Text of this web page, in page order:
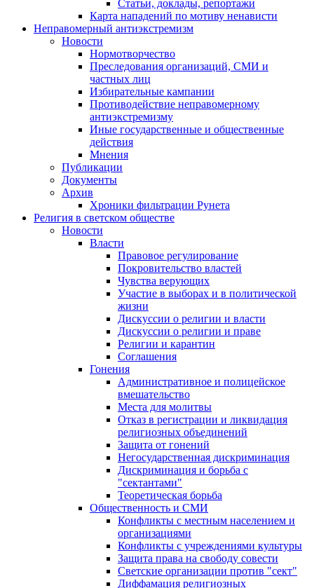
Статьи, доклады, репортажи
Карта нападений по мотиву ненависти
Неправомерный антиэкстремизм
Новости
Нормотворчество
Преследования организаций, СМИ и
частных лиц
Избирательные кампании
Противодействие неправомерному
антиэкстремизму
Иные государственные и общественные
действия
Мнения
Публикации
Документы
Архив
Хроники фильтрации Рунета
Религия в светском обществе
Новости
Власти
Правовое регулирование
Покровительство властей
Чувства верующих
Участие в выборах и в политической
жизни
Дискуссии о религии и власти
Дискуссии о религии и праве
Религии и карантин
Соглашения
Гонения
Административное и полицейское
вмешательство
Места для молитвы
Отказ в регистрации и ликвидация
религиозных объединений
Защита от гонений
Негосударственная дискриминация
Дискриминация и борьба с
"сектантами"
Теоретическая борьба
Общественность и СМИ
Конфликты с местным населением и
организациями
Конфликты с учреждениями культуры
Защита права на свободу совести
Светские организации против "сект"
Диффамация религиозных